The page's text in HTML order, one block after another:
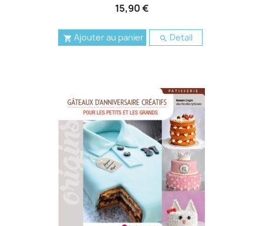
15,90 €
 Ajouter au panier  Detail